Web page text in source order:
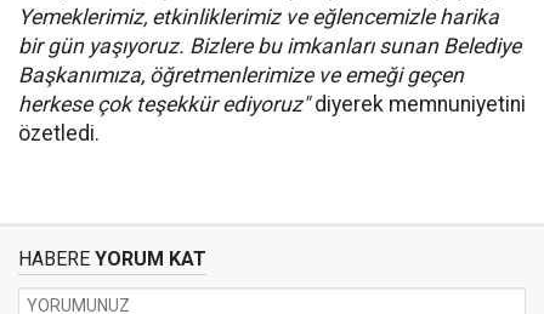
Yemeklerimiz, etkinliklerimiz ve eğlencemizle harika
bir gün yaşıyoruz. Bizlere bu imkanları sunan Belediye
Başkanımıza, öğretmenlerimize ve emeği geçen
herkese çok teşekkür ediyoruz"diyerek memnuniyetini
özetledi.
HABERE YORUM KAT